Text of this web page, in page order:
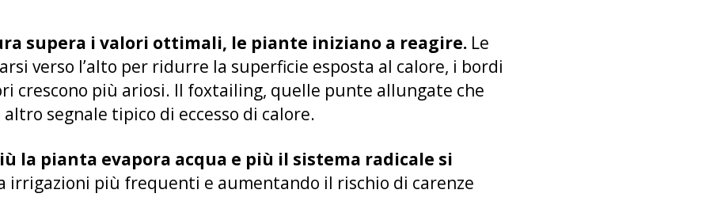
supera i valori ottimali, le piante iniziano a reagire. Le
verso l’alto per ridurre la superficie esposta al calore, i bordi
crescono più ariosi. Il foxtailing, quelle punte allungate che
segnale tipico di eccesso di calore.
la pianta evapora acqua e più il sistema radicale si
irrigazioni più frequenti e aumentando il rischio di carenze